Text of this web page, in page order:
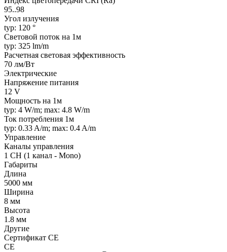
95..98
Угол излучения
typ: 120 °
Световой поток на 1м
typ: 325 lm/m
Расчетная световая эффективность
70 лм/Вт
Электрические
Напряжение питания
12 V
Мощность на 1м
typ: 4 W/m; max: 4.8 W/m
Ток потребления 1м
typ: 0.33 A/m; max: 0.4 A/m
Управление
Каналы управления
1 CH (1 канал - Mono)
Габариты
Длина
5000 мм
Ширина
8 мм
Высота
1.8 мм
Другие
Сертификат CE
CE